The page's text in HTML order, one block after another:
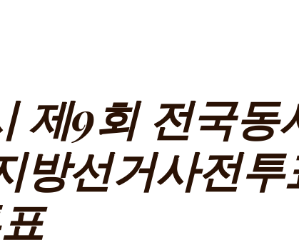
제9회 전국
방선거사전